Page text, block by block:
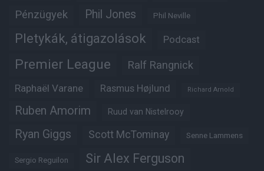
Pénzügyek Phil Jones Phil Neville
Pletykák, átigazolások Podcast
Premier League Ralf Rangnick
Raphaël Varane Rasmus Højlund Richard Arnold
Ruben Amorim Ruud van Nistelrooy
Ryan Giggs Scott McTominay Senne Lammens
Sergio Reguilon Sir Alex Ferguson